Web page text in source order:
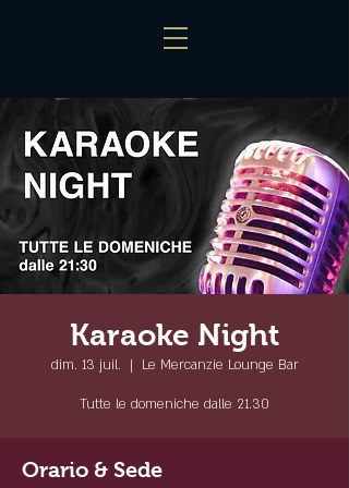
Karaoke Night
dim. 13 juil.
  |
Le Mercanzie Lounge Bar
Tutte le domeniche dalle 21.30
Orario & Sede